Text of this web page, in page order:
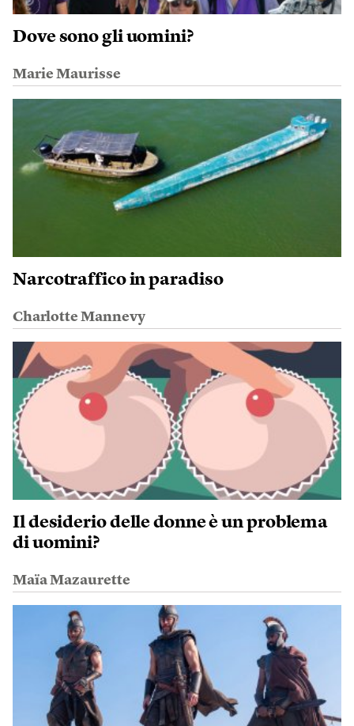
Dove sono gli uomini?
Marie Maurisse
Narcotraffico in paradiso
Charlotte Mannevy
Il desiderio delle donne è un problema
di uomini?
Maïa Mazaurette